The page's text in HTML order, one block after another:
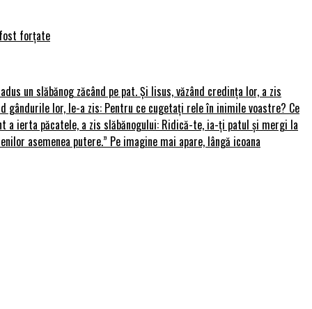
forțate
un slăbănog zăcând pe pat. Și Iisus, văzând credința lor, a zis
lor, le-a zis: Pentru ce cugetați rele în inimile voastre? Ce
a ierta păcatele, a zis slăbănogului: Ridică-te, ia-ți patul și mergi la
asemenea putere.” Pe imagine mai apare, lângă icoana